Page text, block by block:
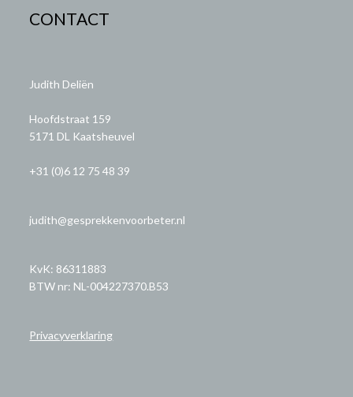
CONTACT
Judith Deliën
Hoofdstraat 159
5171 DL Kaatsheuvel
+31 (0)6 12 75 48 39
judith@gesprekkenvoorbeter.nl
KvK: 86311883
BTW nr: NL-004227370.B53
Privacyverklaring